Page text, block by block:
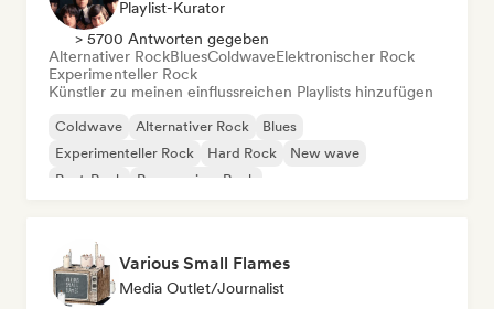
Playlist-Kurator
> 5700 Antworten gegeben
Alternativer RockBluesColdwaveElektronischer Rock
Experimenteller Rock
Künstler zu meinen einflussreichen Playlists hinzufügen
Coldwave Alternativer Rock
Blues
Experimenteller Rock
Hard Rock
New wave
Post-Rock
Progressiver Rock
Various Small Flames
Media Outlet/Journalist